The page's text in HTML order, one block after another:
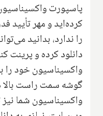
پاسپورت
کرده‌اید و مهر تأیید
را ندارد، بدانید
دانلود کرده و پرینت
واکسیناسیون خود را
گوشه سمت راست بالا
واکسیناسیون شما